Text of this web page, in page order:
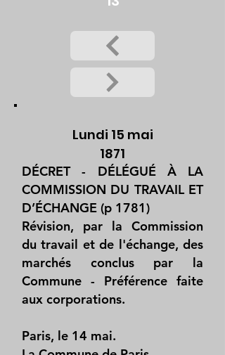
Lundi 15 mai
1871
DÉCRET - DÉLÉGUÉ À LA
COMMISSION DU TRAVAIL ET
D’ÉCHANGE (p 1781)
Révision, par la Commission
du travail et de l'échange, des
marchés conclus par la
Commune - Préférence faite
aux corporations.
Paris, le 14 mai.